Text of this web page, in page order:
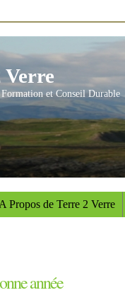
Verre
Formation et Conseil Durable
A Propos de Terre 2 Verre
année